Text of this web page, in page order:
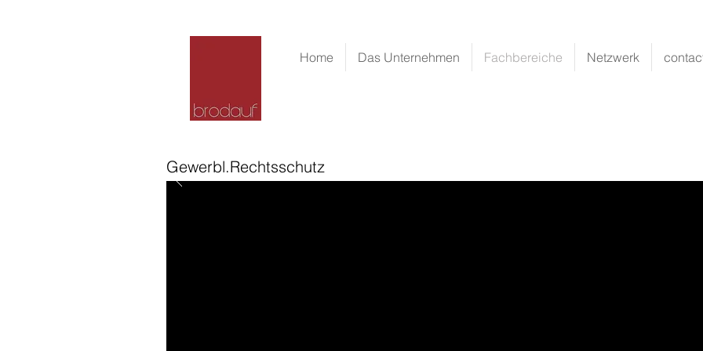
Home Das Unternehmen Fachbereiche Netzwerk
Gewerbl.Rechtsschutz